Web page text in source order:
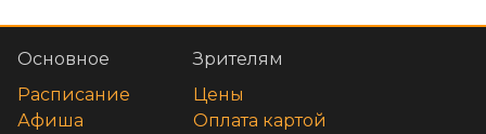
Основное
Расписание
Афиша
Зрителям
Цены
Оплата картой